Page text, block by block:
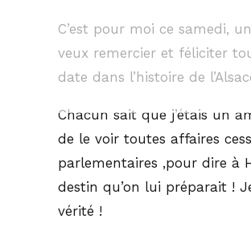
C’est pour moi ce samedi,
veux remercier et féliciter
date dans l’histoire de
Chacun sait que j’étais un
de le voir toutes affaires
parlementaires ,pour dire à
destin qu’on lui préparait !
vérité !